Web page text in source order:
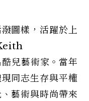
圖樣，活躍於上
兒藝術家。當年
同志生存與平權
藝術與時尚帶來